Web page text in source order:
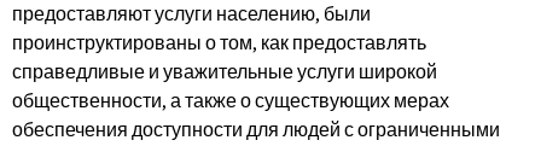
предоставляют услуги населению, были
проинструктированы о том, как предоставлять
справедливые и уважительные услуги широкой
общественности, а также о существующих мерах
обеспечения доступности для людей с ограниченными